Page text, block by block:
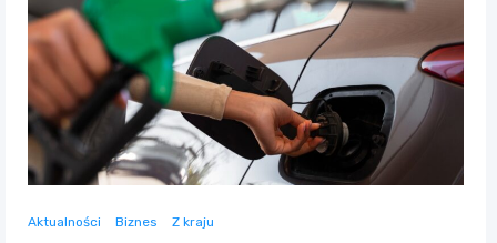
Aktualności Biznes Z kraju